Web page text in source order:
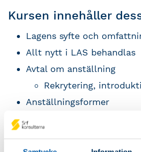
Kursen innehåller
Lagens syfte och
Allt nytt i LAS behandlas
Avtal om anställning
Rekrytering,
Anställningsformer
Tidsbegränsade
provanställning,